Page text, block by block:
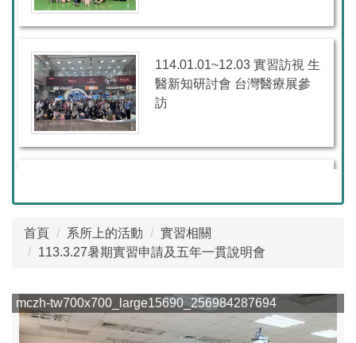
114.01.01~12.03 實習訪視 生
醫新知研討會 台灣醫療展參
訪
114.11.07 生技參訪
首頁 系所上的活動
實習相關
113.3.27暑期實習申請及五年一貫說明會
mczh-tw700x700_large15690_256984287694